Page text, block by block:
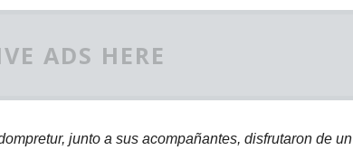
ADS HERE
junto a sus acompañantes, disfrutaron de un